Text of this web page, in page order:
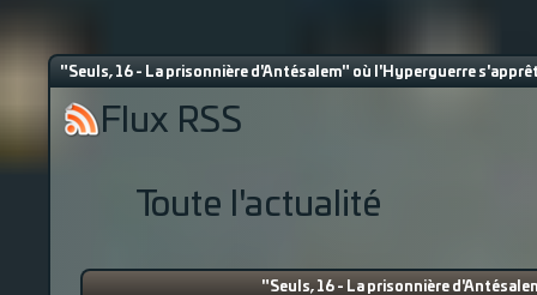
"Seuls, 16 - La prisonnière d'Antésalem" où l'Hyperguerre
Flux RSS
Toute l'actualité
"Seuls, 16 - La prisonnière